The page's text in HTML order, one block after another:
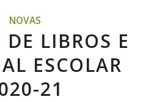
NOVAS
LIBROS E
ESCOLAR
21